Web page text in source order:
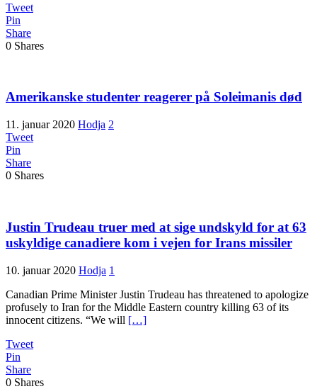
Tweet
Pin
Share
0 Shares
Amerikanske studenter reagerer på Soleimanis død
11. januar 2020 Hodja 2
Tweet
Pin
Share
0 Shares
Justin Trudeau truer med at sige undskyld for at 63
uskyldige canadiere kom i vejen for Irans missiler
10. januar 2020 Hodja 1
Canadian Prime Minister Justin Trudeau has threatened to apologize
profusely to Iran for the Middle Eastern country killing 63 of its
innocent citizens. “We will […]
Tweet
Pin
Share
0 Shares